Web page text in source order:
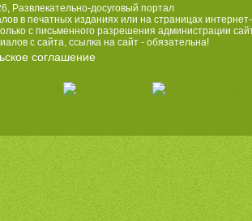
Развлекательно-досуговый портал
в печатных изданиях или на страницах интернет-
с письменного разрешения администрации
с сайта, ссылка на сайт - обязательна!
соглашение